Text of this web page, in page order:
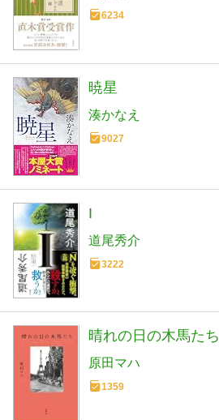
6234
暁星
湊かなえ
9027
I
道尾秀介
3222
晴れの日の木馬たち
原田マハ
1359